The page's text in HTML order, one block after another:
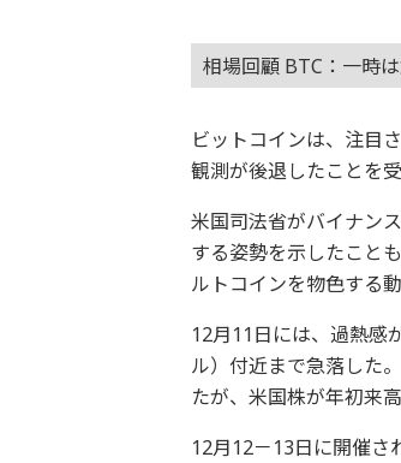
相場回顧 BTC：一時
ビットコインは、注目
観測が後退したことを
米国司法省がバイナン
する姿勢を示したこと
ルトコインを物色する
12月11日には、過熱感
ル）付近まで急落した
たが、米国株が年初来
12月12－13日に開催さ